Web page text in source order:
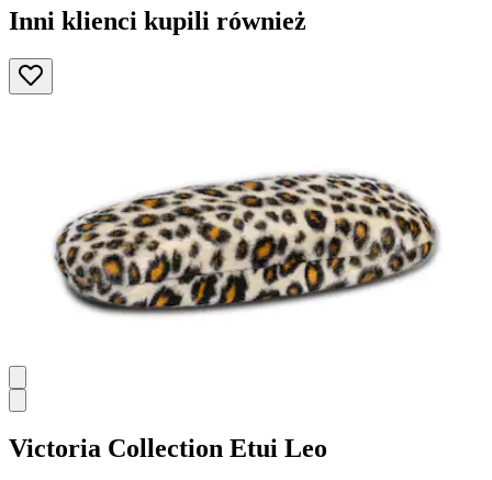
Inni klienci kupili również
Victoria Collection Etui Leo